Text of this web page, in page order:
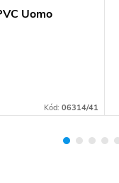
Uomo
Kód: 06314/41